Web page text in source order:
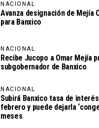
NACIONAL
Avanza designación de Mejía
para Banxico
NACIONAL
Recibe Jucopo a Omar Mejía
subgobernador de Banxico
NACIONAL
Subirá Banxico tasa de
febrero y puede dejarla
meses